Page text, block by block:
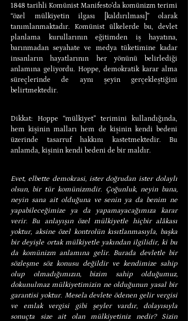
1848 tarihli Komünist Manifesto’da komünizm terimi
“özel mülkiyetin ilgası [kaldırılması]” olarak
tanımlanmaktadır. Komünist ülkelerde bu, devlet
planlama kurullarının eğitimden iş hayatına,
barınmadan seyahate ve medya tüketimine kadar
insanların hayatlarının her yönünü belirlediği
anlamına geliyordu. Hoppe, demokratik karar alma
süreçlerinde de aynı şeyin gerçekleştiğini
belirtmektedir.
Dikkat: Hoppe “mülkiyet” terimini kullandığında,
hem kişinin malları hem de kişinin kendi bedeni
üzerinde tasarruf hakkını kastetmektedir. Bu
anlamda, kişinin kendi bedeni de bir maldır.
Evet, elbette demokrasi, ister doğrudan ister dolaylı
olsun, bir tür komünizmdir. Çoğunluk, neyin bana,
neyin sana ait olduğuna ve senin ya da benim ne
yapabileceğimize ya da yapamayacağımıza karar
verir. Bu anlayışın özel mülkiyetle hiçbir alâkası
yoktur, aksine özel kontrolün kısıtlanmasıyla, başka
bir deyişle ortak mülkiyetle yakından ilgilidir, ki bu
da komünizm anlamına gelir. Burada devletle bir
sözleşme söz konusu değildir ve kendimize sahip
olup olmadığımızın, bizim sahip olduğumuz,
dokunulmaz mülkiyetimizin ne olduğunun yasal bir
garantisi yoktur. Mesela devlete ödenen gelir vergisi
ve emlak vergisi gibi şeyler vardır, dolayısıyla
sonuçta size ait olan mülkiyetiniz nedir? Sizin